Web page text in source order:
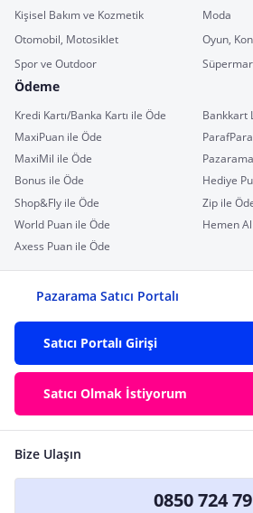
Kişisel Bakım ve Kozmetik
Moda
Otomobil, Motosiklet
Oyun,
Spor ve Outdoor
Ödeme
Kredi Kartı/Banka Kartı ile Öde
Bankkart
MaxiPuan ile Öde
MaxiMil ile Öde
Bonus ile Öde
Hediye
Shop&Fly ile Öde
Zip ile
World Puan ile Öde
Hemen
Axess Puan ile Öde
Pazarama Satıcı Portalı
Satıcı Portalı Girişi
Satıcı Olmak İstiyorum
Bize Ulaşın
0850 724